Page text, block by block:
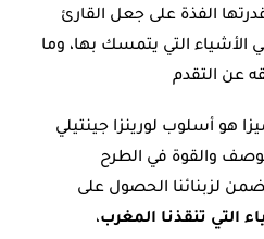
الفذة على جعل القارئ
الأشياء التي يتمسك بها، وما
هو أسلوب لورينزا جينتيلي
والقوة في الطرح
لزبنائنا الحصول على
التي تنقذنا المغرب،